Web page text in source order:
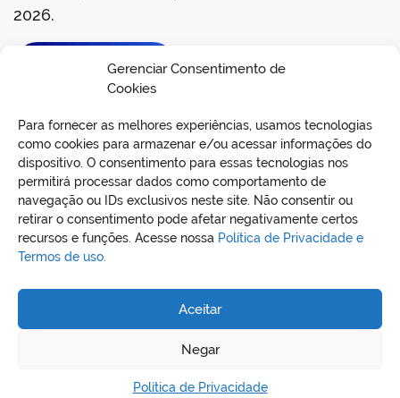
Gerenciar Consentimento de
Cookies
Para fornecer as melhores experiências, usamos tecnologias
como cookies para armazenar e/ou acessar informações do
dispositivo. O consentimento para essas tecnologias nos
permitirá processar dados como comportamento de
navegação ou IDs exclusivos neste site. Não consentir ou
retirar o consentimento pode afetar negativamente certos
recursos e funções. Acesse nossa Política de Privacidade e
Termos de uso.
Aceitar
Negar
Política de Privacidade
2026.
BAIXAR EDITAL